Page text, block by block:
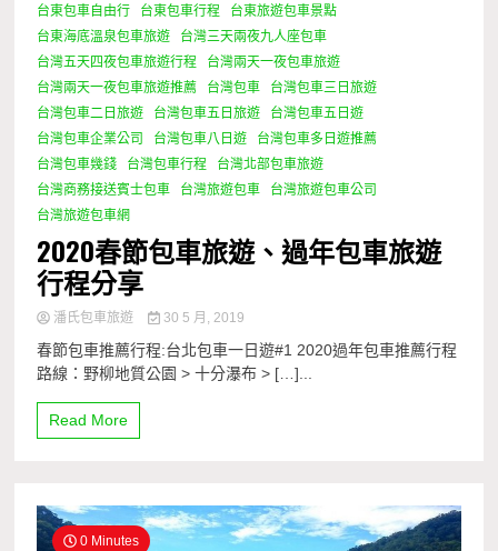
台東包車自由行
台東包車行程
台東旅遊包車景點
台東海底溫泉包車旅遊
台灣三天兩夜九人座包車
台灣五天四夜包車旅遊行程
台灣兩天一夜包車旅遊
台灣兩天一夜包車旅遊推薦
台灣包車
台灣包車三日旅遊
台灣包車二日旅遊
台灣包車五日旅遊
台灣包車五日遊
台灣包車企業公司
台灣包車八日遊
台灣包車多日遊推薦
台灣包車幾錢
台灣包車行程
台灣北部包車旅遊
台灣商務接送賓士包車
台灣旅遊包車
台灣旅遊包車公司
台灣旅遊包車網
2020春節包車旅遊、過年包車旅遊
行程分享
潘氏包車旅遊 30 5 月, 2019
春節包車推薦行程:台北包車一日遊#1 2020過年包車推薦行程
路線：野柳地質公園 > 十分瀑布 > […]...
Read More
0 Minutes